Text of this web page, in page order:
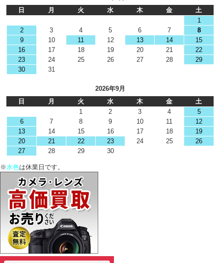
日
月 火 水 木 金
土
1
2
3 4 5 6 7
8
9
10 11 12 13 14
15
16
17 18 19 20 21
22
23
24 25 26 27 28
29
30
31
2026年9月
日
月 火 水 木 金
土
1
2 3 4
5
6
7 8 9 10 11
12
13
14 15 16 17 18
19
20
21 22 23 24 25
26
27
28 29 30
※水色は休業日です。